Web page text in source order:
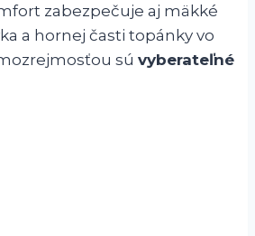
zabezpečuje aj mäkké
a hornej časti topánky vo
sú vyberateľné